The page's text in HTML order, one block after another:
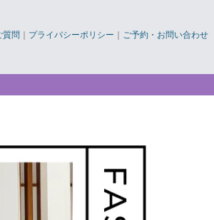
質問 ｜ プライバシーポリシー ｜ ご予約・お問い合わせ